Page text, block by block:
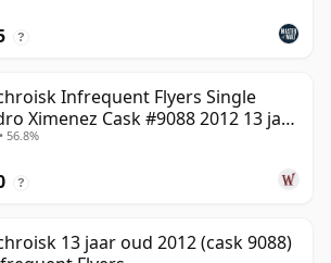
?
Infrequent Flyers Single
Ximenez Cask #9088 2012 13 jaar
56.8%
?
13 jaar oud 2012 (cask 9088)